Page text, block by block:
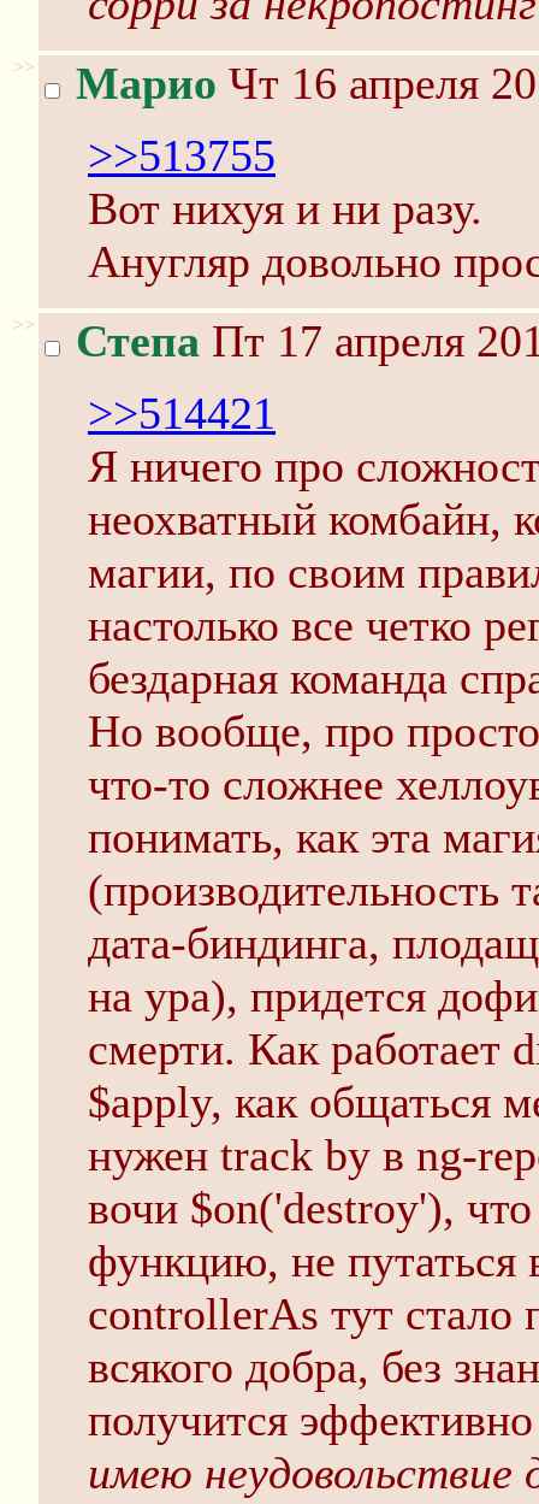
>> Марио Чт 16 апреля
>>513755
Вот нихуя и ни разу.
Анугляр довольно
>> Степа Пт 17 апреля
>>514421
Я ничего про
неохватный комбайн,
магии, по своим
настолько все четко
бездарная команда
Но вообще, про
что-то сложнее
понимать, как эта
(производительность
дата-биндинга,
на ура), придется
смерти. Как работает
$apply, как общаться
нужен track by в ng-
вочи $on('destroy'),
функцию, не путаться
controllerAs тут
всякого добра, без
получится
имею неудовольствие